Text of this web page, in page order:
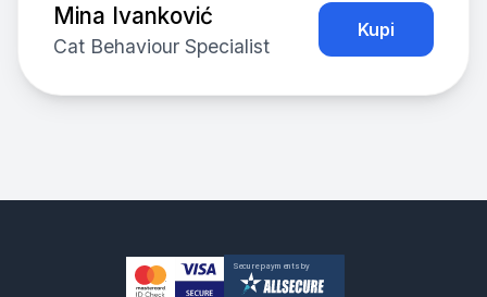
Mina Ivanković
Cat Behaviour Specialist
Kupi